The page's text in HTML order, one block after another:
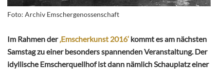
Foto: Archiv Emschergenossenschaft
Im Rahmen der‚Emscherkunst 2016‘ kommt es am nächsten
Samstag zu einer besonders spannenden Veranstaltung. Der
idyllische Emscherquellhof ist dann nämlich Schauplatz einer